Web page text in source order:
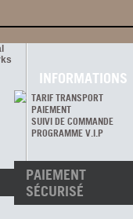
INFORMATIONS
TARIF TRANSPORT
PAIEMENT
SUIVI DE COMMANDE
PROGRAMME V.I.P
PAIEMENT
SÉCURISÉ